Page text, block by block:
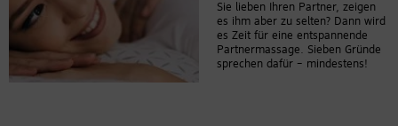
Sie lieben Ihren Partner, zeigen
es ihm aber zu selten? Dann wird
es Zeit für eine entspannende
Partnermassage. Sieben Gründe
sprechen dafür – mindestens!